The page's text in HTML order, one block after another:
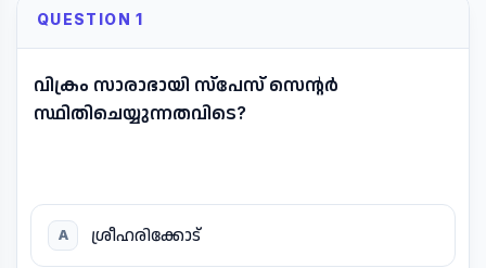
QUESTION 1
വിക്രം സാരാഭായി സ്പേസ് സെന്റർ
സ്ഥിതിചെയ്യുന്നതവിടെ?
A ശ്രീഹരിക്കോട്